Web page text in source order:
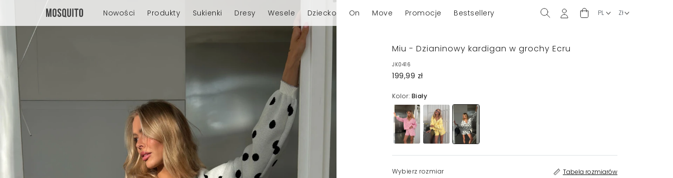
Nowości Produkty Sukienki Dresy Wesele Dziecko On Move Promocje Bestsellery
Miu - Dzianinowy kardigan w grochy Ecru
JK0416
199,99 zł
Kolor: Biały
Wybierz rozmiar Tabela rozmiarów